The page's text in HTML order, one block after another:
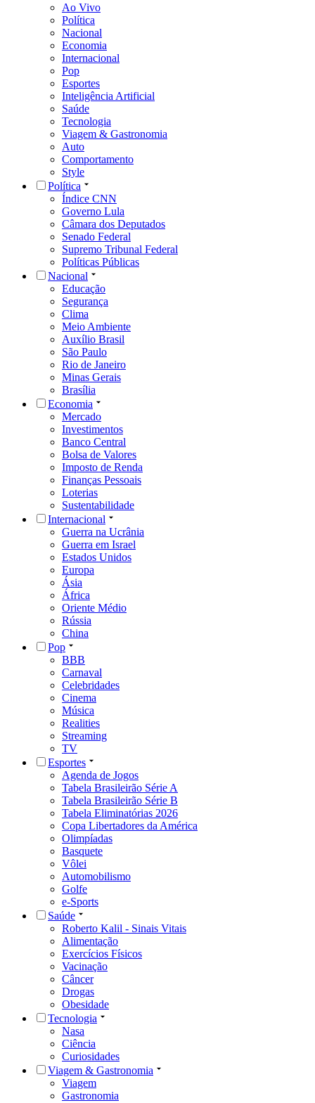
Ao Vivo
Política
Nacional
Economia
Internacional
Pop
Esportes
Inteligência Artificial
Saúde
Tecnologia
Viagem & Gastronomia
Auto
Comportamento
Style
Política
Índice CNN
Governo Lula
Câmara dos Deputados
Senado Federal
Supremo Tribunal Federal
Políticas Públicas
Nacional
Educação
Segurança
Clima
Meio Ambiente
Auxílio Brasil
São Paulo
Rio de Janeiro
Minas Gerais
Brasília
Economia
Mercado
Investimentos
Banco Central
Bolsa de Valores
Imposto de Renda
Finanças Pessoais
Loterias
Sustentabilidade
Internacional
Guerra na Ucrânia
Guerra em Israel
Estados Unidos
Europa
Ásia
África
Oriente Médio
Rússia
China
Pop
BBB
Carnaval
Celebridades
Cinema
Música
Realities
Streaming
TV
Esportes
Agenda de Jogos
Tabela Brasileirão Série A
Tabela Brasileirão Série B
Tabela Eliminatórias 2026
Copa Libertadores da América
Olimpíadas
Basquete
Vôlei
Automobilismo
Golfe
e-Sports
Saúde
Roberto Kalil - Sinais Vitais
Alimentação
Exercícios Físicos
Vacinação
Câncer
Drogas
Obesidade
Tecnologia
Nasa
Ciência
Curiosidades
Viagem & Gastronomia
Viagem
Gastronomia